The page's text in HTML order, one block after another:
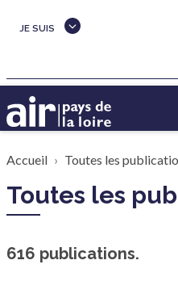
JE SUIS
Fil d'Ariane
Accueil Toutes les
Toutes les
616 publications.